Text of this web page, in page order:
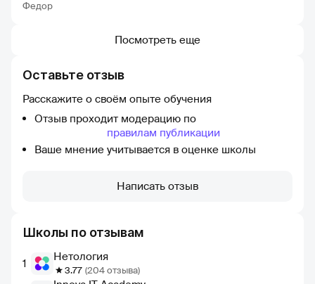
Оставьте отзыв
Расскажите о своём опыте обучения
Отзыв проходит модерацию по
правилам публикации
Ваше мнение учитывается в оценке школы
Написать отзыв
Школы по отзывам
1 Нетология
3.77 (204 отзыва)
Федор
Посмотреть еще